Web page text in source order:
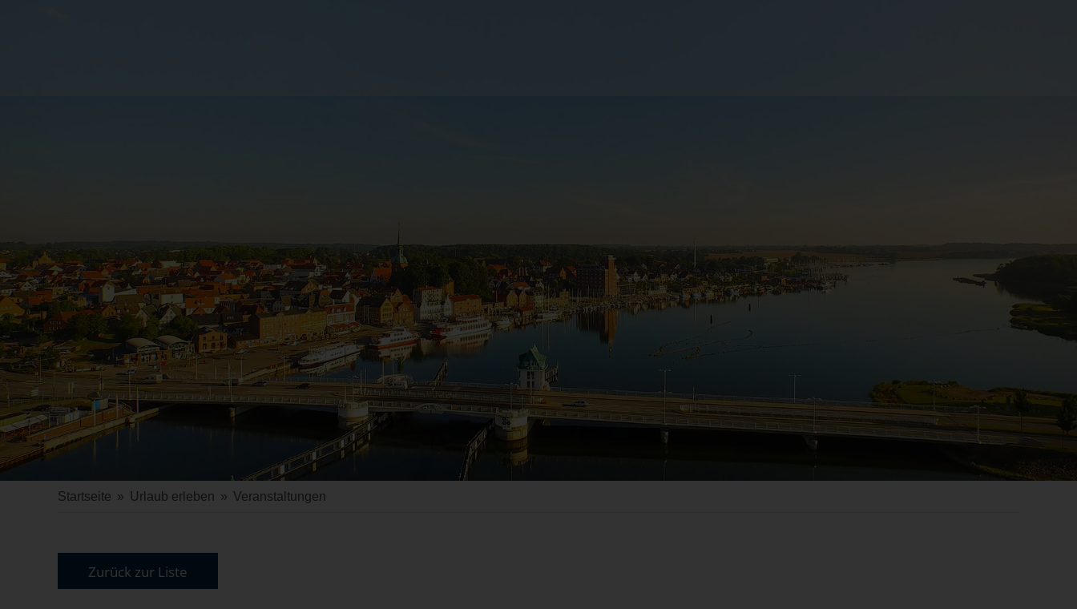
Startseite » Urlaub erleben » Veranstaltungen
Zurück zur Liste